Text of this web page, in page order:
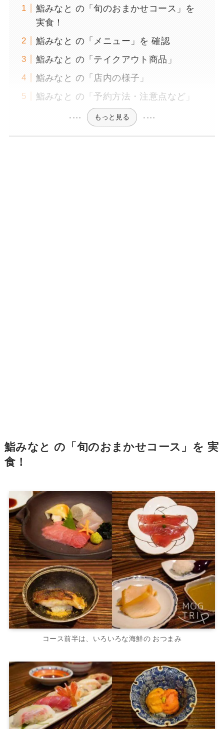
鮨みなと の「旬のおまかせコース」を
実食！
鮨みなと の「メニュー」を 確認
鮨みなと の「テイクアウト商品」
鮨みなと の「店内の様子」
鮨みなと の「予約方法・注意点など」
もっと見る
鮨みなと の「旬のおまかせコース」を 実
食！
コース前半は、いろいろな海鮮の おつまみ